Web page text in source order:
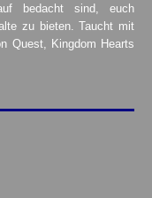
bedacht sind, euch
zu bieten. Taucht mit
Quest, Kingdom Hearts